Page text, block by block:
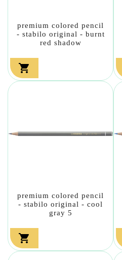
premium colored pencil
- stabilo original - burnt
red shadow

premium colored pencil
- stabilo original - cool
gray 5
